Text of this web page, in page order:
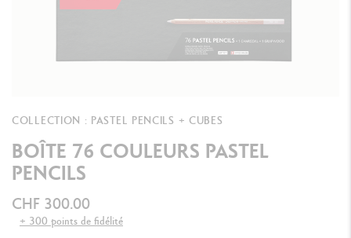
COLLECTION : PASTEL PENCILS + CUBES
BOÎTE 76 COULEURS PASTEL
PENCILS
CHF 300.00
+ 300 points de fidélité